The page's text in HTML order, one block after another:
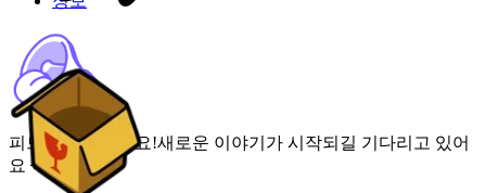
피드가 비어있어요!새로운 이야기가 시작되길 기다리고 있어
요 🌟